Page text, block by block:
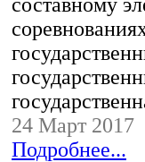
24 Март 2017
Подробнее...